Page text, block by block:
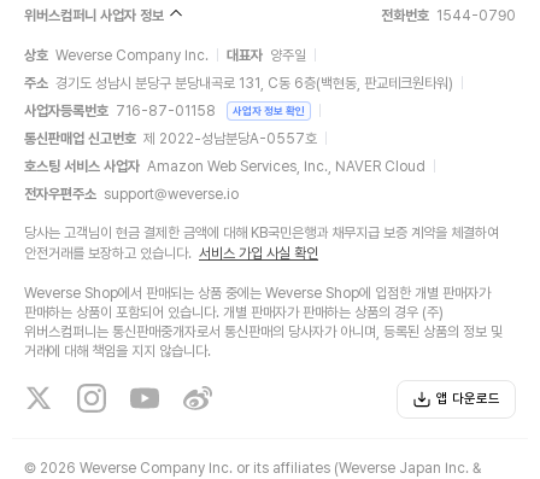
위버스컴퍼니 사업자 정보 전화번호 1544-0790
상호 Weverse Company Inc. 대표자 양주일
주소 경기도 성남시 분당구 분당내곡로 131, C동 6층(백현동, 판교테크원타워)
사업자등록번호 716-87-01158 사업자 정보 확인
통신판매업 신고번호 제 2022-성남분당A-0557호
호스팅 서비스 사업자 Amazon Web Services, Inc., NAVER Cloud
전자우편주소 support@weverse.io
당사는 고객님이 현금 결제한 금액에 대해 KB국민은행과 채무지급 보증 계약을 체결하여
안전거래를 보장하고 있습니다. 서비스 가입 사실 확인
Weverse Shop에서 판매되는 상품 중에는 Weverse Shop에 입점한 개별 판매자가
판매하는 상품이 포함되어 있습니다. 개별 판매자가 판매하는 상품의 경우 (주)
위버스컴퍼니는 통신판매중개자로서 통신판매의 당사자가 아니며, 등록된 상품의 정보 및
거래에 대해 책임을 지지 않습니다.
앱 다운로드
© 2026 Weverse Company Inc. or its affiliates (Weverse Japan Inc. &